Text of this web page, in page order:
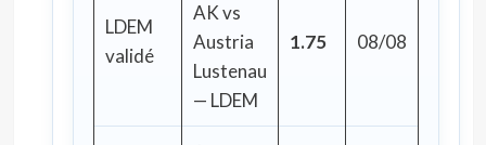
LDEM
validé
AK vs
Austria
Lustenau
— LDEM
1.75 08/08